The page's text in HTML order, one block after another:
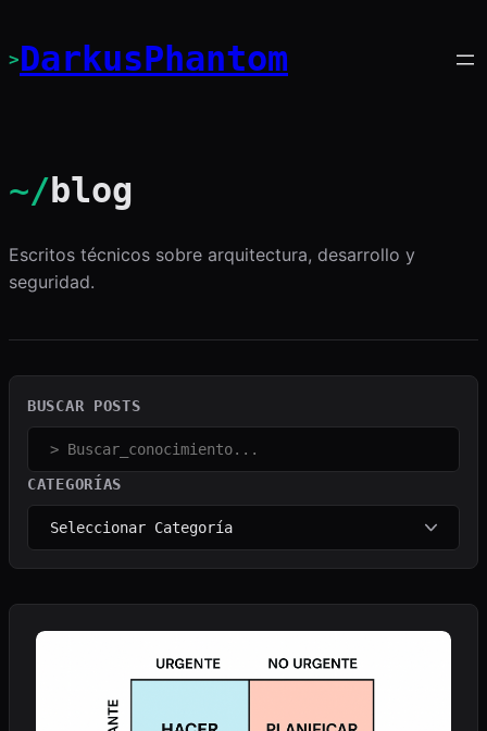
contenido
>DarkusPhantom
~/blog
Escritos técnicos sobre arquitectura, desarrollo y
seguridad.
BUSCAR POSTS
CATEGORÍAS